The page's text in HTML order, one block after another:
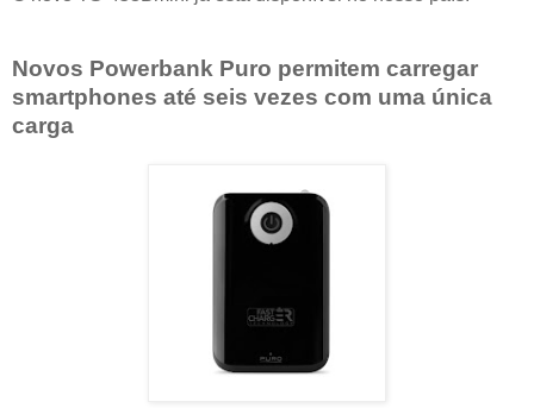
Novos Powerbank Puro permitem carregar
smartphones até seis vezes com uma única
carga